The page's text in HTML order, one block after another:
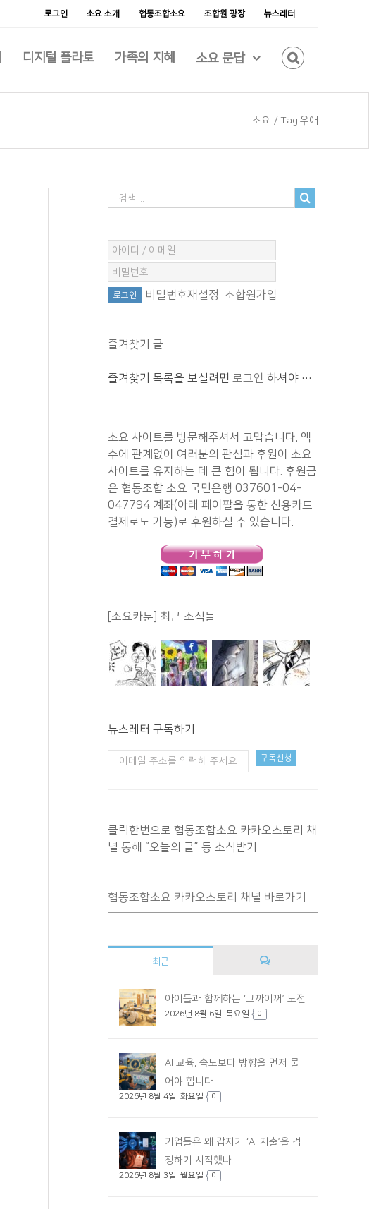
로그인 소요 소개 협동조합소요 조합원 광장 뉴스레터
디지털 플라토 가족의 지혜 소요 문답
소요 / Tag:우애
비밀번호재설정 조합원가입
즐겨찾기 글
즐겨찾기 목록을 보실려면 로그인 하셔야 합니다.
소요 사이트를 방문해주셔서 고맙습니다. 액
수에 관계없이 여러분의 관심과 후원이 소요
사이트를 유지하는 데 큰 힘이 됩니다. 후원금
은 협동조합 소요 국민은행 037601-04-
047794 계좌(아래 페이팔을 통한 신용카드
결제로도 가능)로 후원하실 수 있습니다.
[소요카툰] 최근 소식들
뉴스레터 구독하기
클릭한번으로 협동조합소요 카카오스토리 채
널 통해 “오늘의 글” 등 소식받기
협동조합소요 카카오스토리 채널 바로가기
최근
아이들과 함께하는 ‘그까이꺼’ 도전
2026년 8월 6일. 목요일 0
AI 교육, 속도보다 방향을 먼저 물
어야 합니다
2026년 8월 4일. 화요일 0
기업들은 왜 갑자기 ‘AI 지출’을 걱
정하기 시작했나
2026년 8월 3일. 월요일 0